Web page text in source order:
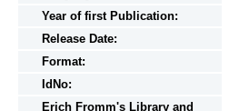
Year of first Publication:
Release Date:
Format:
IdNo:
Erich Fromm's Library and